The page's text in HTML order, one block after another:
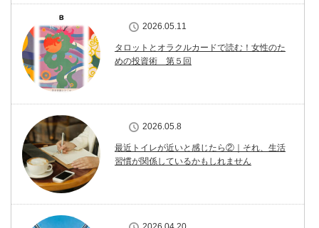
2026.05.11
タロットとオラクルカードで読む！女性のた
めの投資術 第５回
2026.05.8
最近トイレが近いと感じたら②｜それ、生活
習慣が関係しているかもしれません